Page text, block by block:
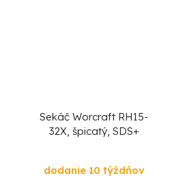
Sekáč Worcraft RH15-
32X, špicatý, SDS+
dodanie 10 týždňov